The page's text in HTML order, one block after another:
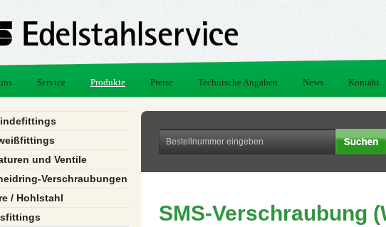
Service Produkte Preise Technische Angaben News Kontakt
und Ventile
Verschraubungen
/ Hohlstahl
SMS-Verschraubung